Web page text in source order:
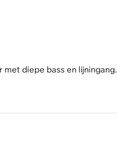
met diepe bass en lijningang.